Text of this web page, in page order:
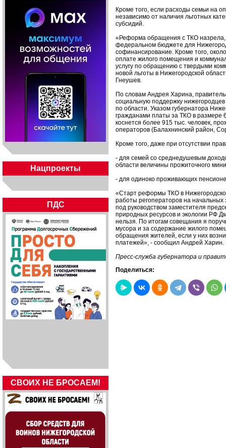
Нацпроекты
ПДС
СВОИХ НЕ БРОСАЕМ!
Кроме того, если расходы семьи на
независимо от наличия льготных
субсидий.
«Реформа обращения с ТКО
федеральном бюджете для
софинансирование. Кроме того,
оплате жилого помещения и
услугу по обращению с твердыми
новой льготы в Нижегородской
Гнеушев.
По словам Андрея Харина,
социальную поддержку
по области. Указом губернатора
гражданами платы за ТКО в размере
коснется более 915 тыс. человек,
операторов (Балахнинский район,
Кроме того, даже при отсутствии
- для семей со среднедушевым
области величины прожиточного
- для одиноко проживающих
«Старт реформы ТКО в
работы регоператоров на
под руководством заместителя
природных ресурсов и экологии РФ
нельзя. По итогам совещания я
мусора и за содержание жилого
обращения жителей, если у них
платежей», - сообщил Андрей Харин.
Пресс-служба губернатора и
Поделиться: